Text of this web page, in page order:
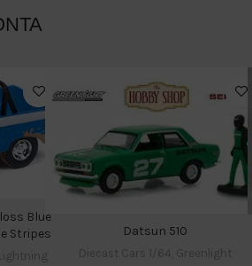
Blue
Stripes
Datsun 510